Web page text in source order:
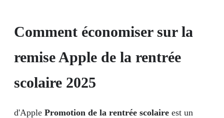
Comment économiser sur la
remise Apple de la rentrée
scolaire 2025
d'Apple Promotion de la rentrée scolaire est un